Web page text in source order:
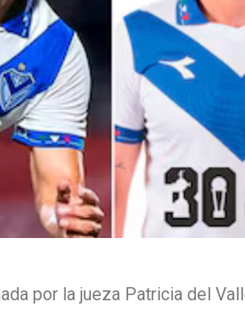
por la jueza Patricia del